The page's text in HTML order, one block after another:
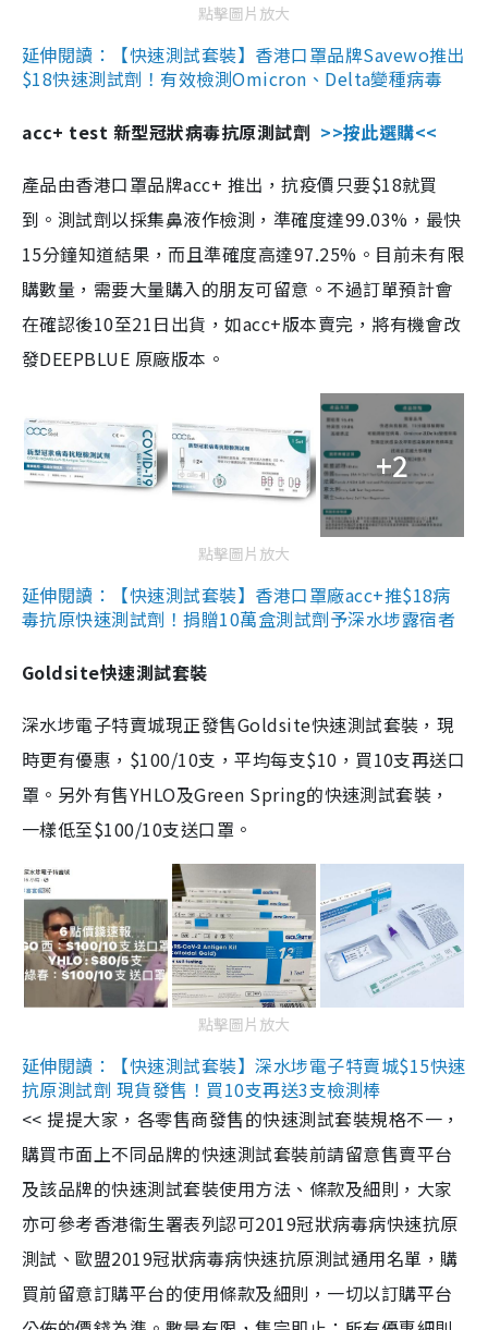
點擊圖片放大
延伸閱讀：【快速測試套裝】香港口罩品牌Savewo推出
$18快速測試劑！有效檢測Omicron、Delta變種病毒
acc+ test 新型冠狀病毒抗原測試劑 >>按此選購<<
產品由香港口罩品牌acc+ 推出，抗疫價只要$18就買
到。測試劑以採集鼻液作檢測，準確度達99.03%，最快
15分鐘知道結果，而且準確度高達97.25%。目前未有限
購數量，需要大量購入的朋友可留意。不過訂單預計會
在確認後10至21日出貨，如acc+版本賣完，將有機會改
發DEEPBLUE 原廠版本。
+2
點擊圖片放大
延伸閱讀：【快速測試套裝】香港口罩廠acc+推$18病
毒抗原快速測試劑！捐贈10萬盒測試劑予深水埗露宿者
Goldsite快速測試套裝
深水埗電子特賣城現正發售Goldsite快速測試套裝，現
時更有優惠，$100/10支，平均每支$10，買10支再送口
罩。另外有售YHLO及Green Spring的快速測試套裝，
一樣低至$100/10支送口罩。
點擊圖片放大
延伸閱讀：【快速測試套裝】深水埗電子特賣城$15快速
抗原測試劑 現貨發售！買10支再送3支檢測棒
<< 提提大家，各零售商發售的快速測試套裝規格不一，
購買市面上不同品牌的快速測試套裝前請留意售賣平台
及該品牌的快速測試套裝使用方法、條款及細則，大家
亦可參考香港衞生署表列認可2019冠狀病毒病快速抗原
測試、歐盟2019冠狀病毒病快速抗原測試通用名單，購
買前留意訂購平台的使用條款及細則，一切以訂購平台